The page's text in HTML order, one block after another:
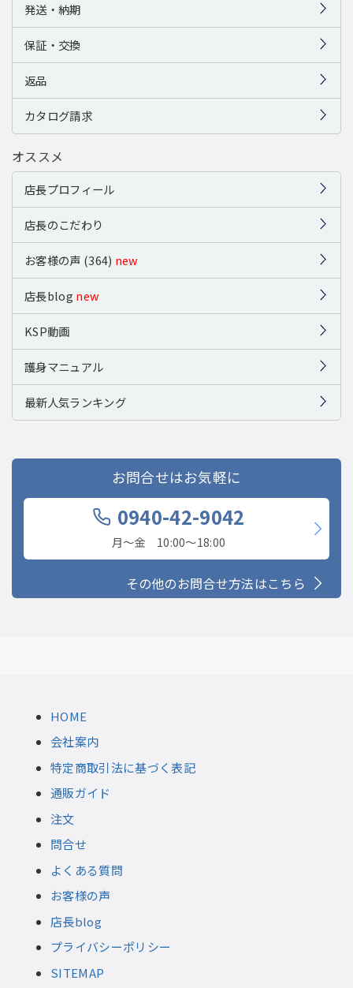
発送・納期
保証・交換
返品
カタログ請求
オススメ
店長プロフィール
店長のこだわり
お客様の声 (364) new
店長blog new
KSP動画
護身マニュアル
最新人気ランキング
お問合せはお気軽に
0940-42-9042
月〜金 10:00〜18:00
その他のお問合せ方法はこちら
HOME
会社案内
特定商取引法に基づく表記
通販ガイド
注文
問合せ
よくある質問
お客様の声
店長blog
プライバシーポリシー
SITEMAP